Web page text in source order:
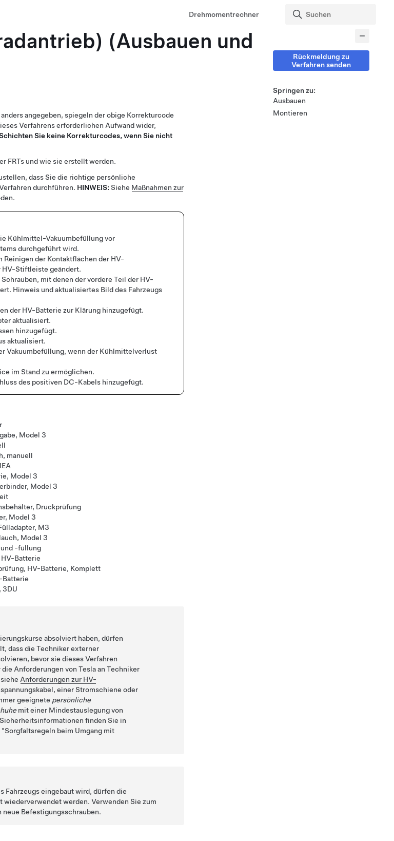
Drehmomentrechner
(Ausbauen und
angegeben, spiegeln der obige Korrekturcode
Verfahrens erforderlichen Aufwand wider,
Sie keine Korrekturcodes, wenn Sie nicht
FRTs und wie sie erstellt werden.
dass Sie die richtige persönliche
durchführen. HINWEIS: Siehe Maßnahmen zur
Kühlmittel-Vakuumbefüllung vor
durchgeführt wird.
Reinigen der Kontaktflächen der HV-
HV-Stiftleiste geändert.
mit denen der vordere Teil der HV-
Hinweis und aktualisiertes Bild des Fahrzeugs
der HV-Batterie zur Klärung hinzugefügt.
aktualisiert.
hinzugefügt.
aktualisiert.
Vakuumbefüllung, wenn der Kühlmittelverlust
im Stand zu ermöglichen.
des positiven DC-Kabels hinzugefügt.
Model 3
manuell
Model 3
Model 3
Druckprüfung
Model 3
M3
Model 3
-füllung
HV-Batterie
HV-Batterie, Komplett
Batterie
3DU
absolviert haben, dürfen
dass die Techniker externer
bevor sie dieses Verfahren
Anforderungen von Tesla an Techniker
Anforderungen zur HV-
einer Stromschiene oder
geeignete persönliche
mit einer Mindestauslegung von
finden Sie in
Sorgfaltsregeln beim Umgang mit
Fahrzeugs eingebaut wird, dürfen die
werden. Verwenden Sie zum
Befestigungsschrauben.
Rückmeldung zu
Verfahren senden
Springen zu:
Ausbauen
Montieren